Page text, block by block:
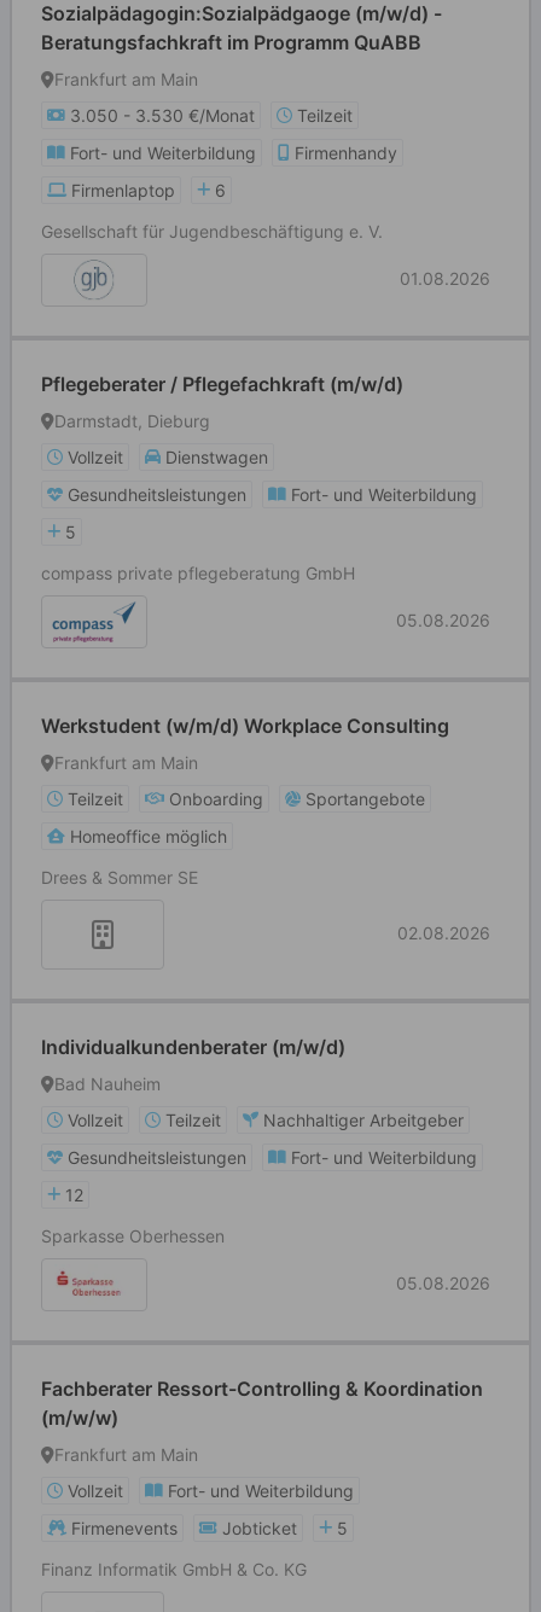
Sozialpädagogin:Sozialpädgaoge (m/w/d) -
Beratungsfachkraft im Programm QuABB
Frankfurt am Main
3.050 - 3.530 €/Monat
Teilzeit
Fort- und Weiterbildung
Firmenhandy
Firmenlaptop
6
Gesellschaft für Jugendbeschäftigung e. V.
01.08.2026
Pflegeberater / Pflegefachkraft (m/w/d)
Darmstadt, Dieburg
Vollzeit
Dienstwagen
Gesundheitsleistungen
Fort- und Weiterbildung
5
compass private pflegeberatung GmbH
05.08.2026
Werkstudent (w/m/d) Workplace Consulting
Frankfurt am Main
Teilzeit
Onboarding
Sportangebote
Homeoffice möglich
Drees & Sommer SE
02.08.2026
Individualkundenberater (m/w/d)
Bad Nauheim
Vollzeit
Teilzeit
Nachhaltiger Arbeitgeber
Gesundheitsleistungen
Fort- und Weiterbildung
12
Sparkasse Oberhessen
05.08.2026
Fachberater Ressort-Controlling & Koordination
(m/w/w)
Frankfurt am Main
Vollzeit
Fort- und Weiterbildung
Firmenevents
Jobticket
5
Finanz Informatik GmbH & Co. KG